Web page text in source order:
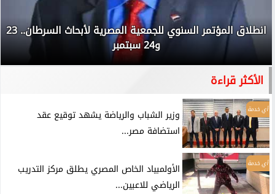
انطلاق المؤتمر السنوي للجمعية المصرية لأبحاث السرطان.. 23
و24 سبتمبر
الأكثر قراءة
أي خدمة
وزير الشباب والرياضة يشهد توقيع عقد
استضافة مصر...
أي خدمة
الأولمبياد الخاص المصري يطلق مركز التدريب
الرياضي للاعبين...